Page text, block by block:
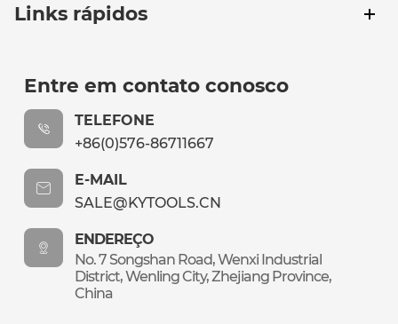
Links rápidos
Entre em contato conosco
TELEFONE
+86(0)576-86711667
E-MAIL
SALE@KYTOOLS.CN
ENDEREÇO
No. 7 Songshan Road, Wenxi Industrial
District, Wenling City, Zhejiang Province,
China